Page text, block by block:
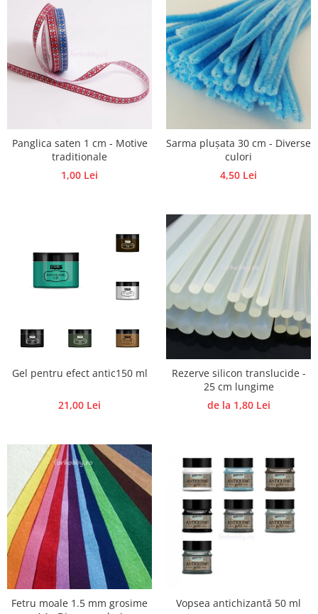
Traforaj, pirogravura
Ustensile
Polistiren
Ceramica
Accesorii floristica
Plante uscate
Materiale textile
Articole din bumbac
Forme pentru turnat ciocolata
Accesorii pictura pe fata
Panglica saten 1 cm - Motive
traditionale
1,00 Lei
Sarma plușata 30 cm - Diverse
culori
4,50 Lei
Gel pentru efect antic150 ml
21,00 Lei
Rezerve silicon translucide -
25 cm lungime
de la 1,80 Lei
Fetru moale 1.5 mm grosime
Vopsea antichizantă 50 ml